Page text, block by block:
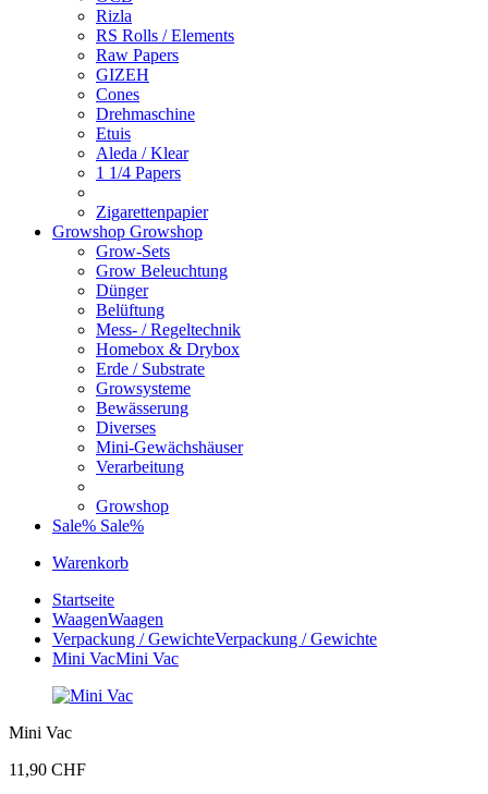
Rizla
RS Rolls / Elements
Raw Papers
GIZEH
Cones
Drehmaschine
Etuis
Aleda / Klear
1 1/4 Papers
Zigarettenpapier
Growshop Growshop
Grow-Sets
Grow Beleuchtung
Dünger
Belüftung
Mess- / Regeltechnik
Homebox & Drybox
Erde / Substrate
Growsysteme
Bewässerung
Diverses
Mini-Gewächshäuser
Verarbeitung
Growshop
Sale% Sale%
Warenkorb
Startseite
WaagenWaagen
Verpackung / GewichteVerpackung / Gewichte
Mini VacMini Vac
Mini Vac
11,90 CHF